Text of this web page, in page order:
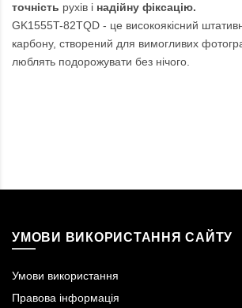
точність рухів і надійну фіксацію.
GK1555T-82TQD - це високоякісний
карбону, створений для вимогливих
люблять подорожувати без нічого.
УМОВИ ВИКОРИСТАННЯ САЙТУ
Умови використання
Правова інформація